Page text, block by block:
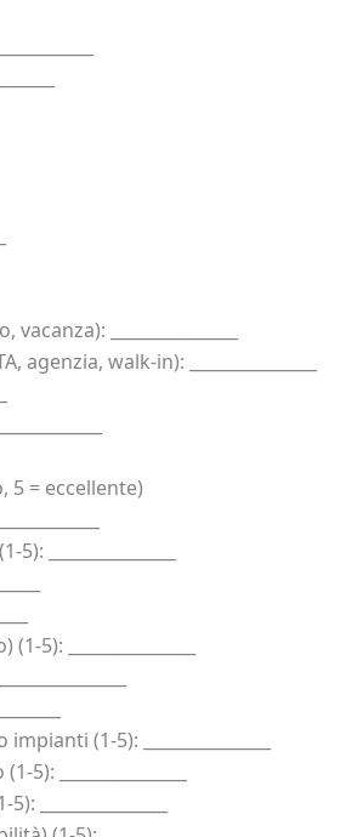
_______________
walk-in): _______________
5 = eccellente)
_______________
_______________
(1-5): _______________
_______________